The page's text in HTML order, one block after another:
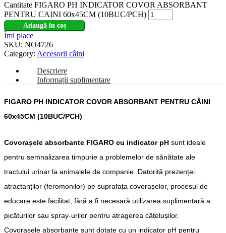
Cantitate FIGARO PH INDICATOR COVOR ABSORBANT
PENTRU CAINI 60x45CM (10BUC/PCH)
Adaugă în coș
Îmi place
SKU: NO4726
Category: Accesorii câini
Descriere
Informații suplimentare
FIGARO PH INDICATOR COVOR ABSORBANT PENTRU CÂINI
60x45CM (10BUC/PCH)
Covorașele absorbante FIGARO cu indicator pH sunt ideale
pentru semnalizarea timpurie a problemelor de sănătate ale
tractului urinar la animalele de companie. Datorită prezenței
atractanților (feromonilor) pe suprafața covorașelor, procesul de
educare este facilitat, fără a fi necesară utilizarea suplimentară a
picăturilor sau spray-urilor pentru atragerea cățelușilor.
Covorașele absorbante sunt dotate cu un indicator pH pentru